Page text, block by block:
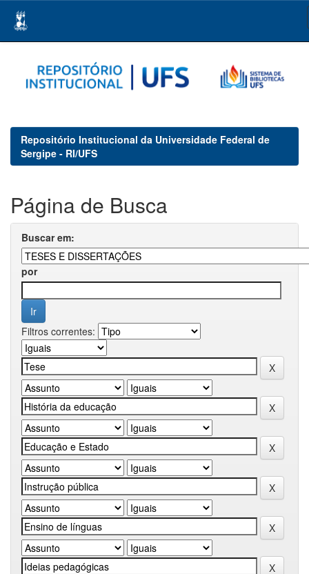
navigation
Repositório Institucional da Universidade Federal de
Sergipe - RI/UFS
Página de Busca
Buscar em:
por
Filtros correntes: